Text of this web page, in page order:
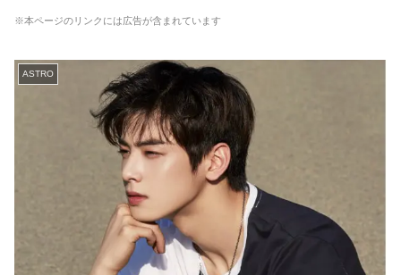
※本ページのリンクには広告が含まれています
ASTRO